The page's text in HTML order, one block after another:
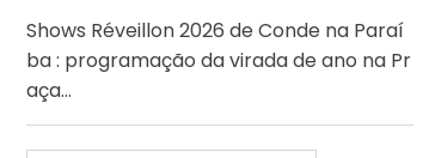
virada de ano na Praça do Mar
na praia de Jacumã
Shows Réveillon 2026 de Conde na Paraí
ba : programação da virada de ano na Pr
aça…